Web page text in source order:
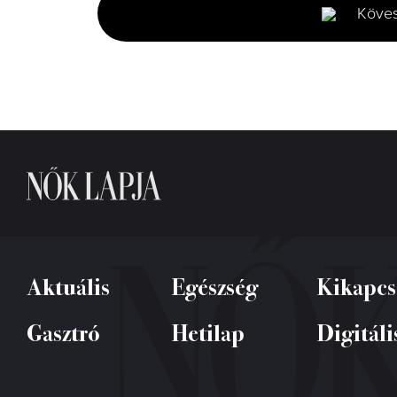
23
seconds
Aktuális Egészség
Kikapcs
Gasztró
Hetilap